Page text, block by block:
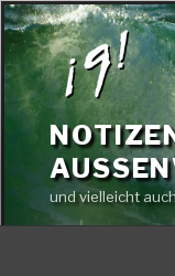
Zum
Inhalt
springen
und vielleicht